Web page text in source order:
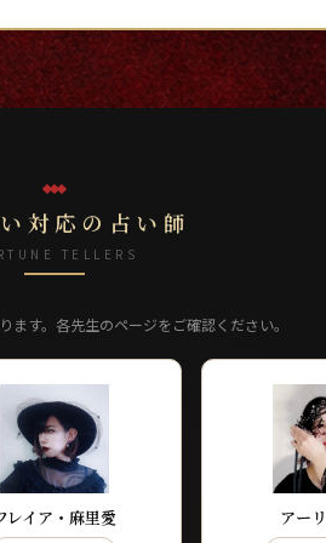
対応の占い師
TELLERS
す。各先生のページをご確認ください。
レイア・麻里愛 アー